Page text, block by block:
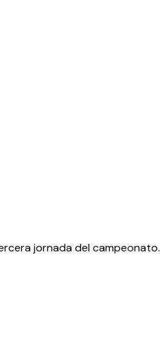
jornada del campeonato.